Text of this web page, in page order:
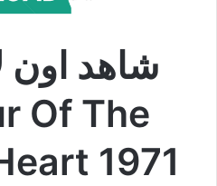
شاهد اون
Of The
1971